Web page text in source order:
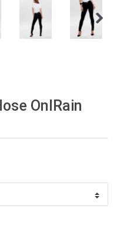
OnlRain